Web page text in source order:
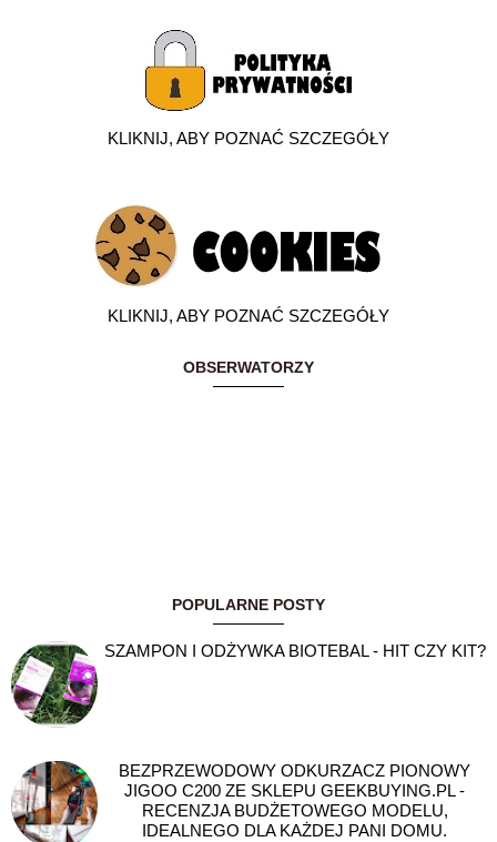
KLIKNIJ, ABY POZNAĆ SZCZEGÓŁY
KLIKNIJ, ABY POZNAĆ SZCZEGÓŁY
OBSERWATORZY
POPULARNE POSTY
SZAMPON I ODŻYWKA BIOTEBAL - HIT CZY KIT?
BEZPRZEWODOWY ODKURZACZ PIONOWY
JIGOO C200 ZE SKLEPU GEEKBUYING.PL -
RECENZJA BUDŻETOWEGO MODELU,
IDEALNEGO DLA KAŻDEJ PANI DOMU.